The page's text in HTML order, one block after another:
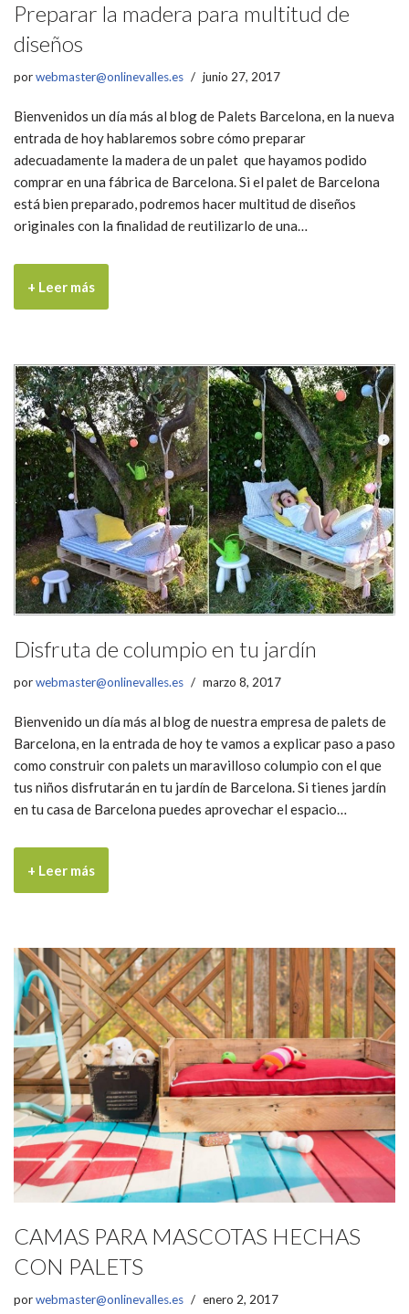
Preparar la madera para multitud de
diseños
porwebmaster@onlinevalles.es junio 27, 2017
Bienvenidos un día más al blog de Palets Barcelona, en la nueva
entrada de hoy hablaremos sobre cómo preparar
adecuadamente la madera de un palet que hayamos podido
comprar en una fábrica de Barcelona. Si el palet de Barcelona
está bien preparado, podremos hacer multitud de diseños
originales con la finalidad de reutilizarlo de una…
+ Leer más
Disfruta de columpio en tu jardín
porwebmaster@onlinevalles.es marzo 8, 2017
Bienvenido un día más al blog de nuestra empresa de palets de
Barcelona, en la entrada de hoy te vamos a explicar paso a paso
como construir con palets un maravilloso columpio con el que
tus niños disfrutarán en tu jardín de Barcelona. Si tienes jardín
en tu casa de Barcelona puedes aprovechar el espacio…
+ Leer más
CAMAS PARA MASCOTAS HECHAS
CON PALETS
porwebmaster@onlinevalles.es enero 2, 2017